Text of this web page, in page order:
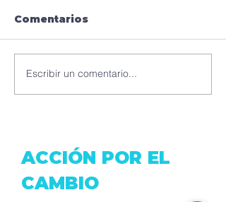
CINTHYA MONTAÑO,
CANDIDATA A
Comentarios
Escribir un comentario...
ACCIÓN POR EL
CAMBIO